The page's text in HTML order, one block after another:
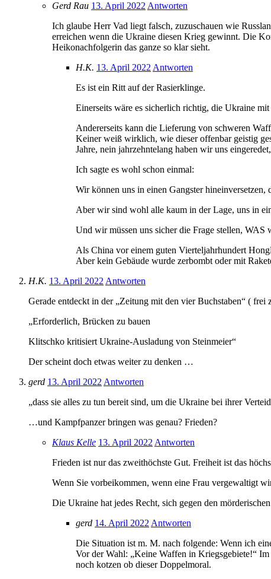
Gerd Rau 13. April 2022Antworten
Ich glaube Herr Vad liegt falsch, zuzuschauen wie
erreichen wenn die Ukraine diesen Krieg gewinnt. Die
Heikonachfolgerin das ganze so klar sieht.
H.K. 13. April 2022Antworten
Es ist ein Ritt auf der Rasierklinge.
Einerseits wäre es sicherlich richtig, die Ukraine
Andererseits kann die Lieferung von schweren
Keiner weiß wirklich, wie dieser offenbar geistig
Jahre, nein jahrzehntelang haben wir uns
Ich sagte es wohl schon einmal:
Wir können uns in einen Gangster
Aber wir sind wohl alle kaum in der Lage, uns in
Und wir müssen uns sicher die Frage stellen,
Als China vor einem guten Vierteljahrhundert
Aber kein Gebäude wurde zerbombt oder mit
H.K. 13. April 2022Antworten
Gerade entdeckt in der „Zeitung mit den vier Buchstaben“ ( frei
„Erforderlich, Brücken zu bauen
Klitschko kritisiert Ukraine-Ausladung von Steinmeier“
Der scheint doch etwas weiter zu denken …
gerd 13. April 2022Antworten
„dass sie alles zu tun bereit sind, um die Ukraine bei ihrer
…und Kampfpanzer bringen was genau? Frieden?
Klaus Kelle 13. April 2022Antworten
Frieden ist nur das zweithöchste Gut. Freiheit ist das
Wenn Sie vorbeikommen, wenn eine Frau vergewaltigt
Die Ukraine hat jedes Recht, sich gegen den
gerd 14. April 2022Antworten
Die Situation ist m. M. nach folgende: Wenn ich
Vor der Wahl: „Keine Waffen in Kriegsgebiete!“
noch kotzen ob dieser Doppelmoral.